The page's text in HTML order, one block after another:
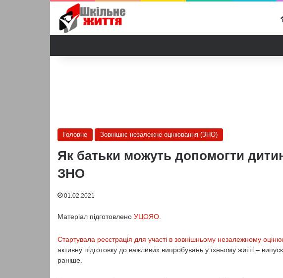
Головне Зовнішнє незалежне оцінювання (ЗНО)
Як батьки можуть допомогти
ЗНО
01.02.2021
Матеріал підготовленоУЦОЯО.
Стартувала реєстрація для участі в зовнішньому незалежному
активну підготовку до важливих випробувань у їхньому житті –
раніше.